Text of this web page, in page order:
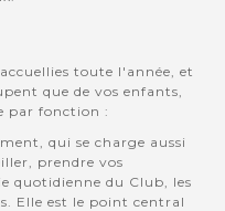
toute l'année, et
que de vos enfants,
par fonction :
qui se charge aussi
prendre vos
quotidienne du Club, les
Elle est le point central